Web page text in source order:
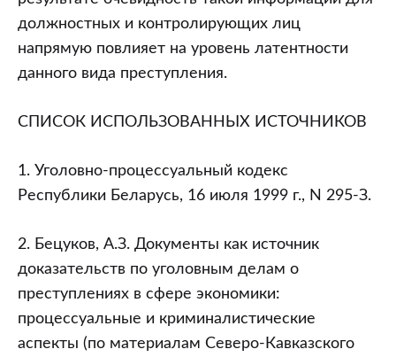
должностных и контролирующих лиц
напрямую повлияет на уровень латентности
данного вида преступления.
СПИСОК ИСПОЛЬЗОВАННЫХ ИСТОЧНИКОВ
1. Уголовно-процессуальный кодекс
Республики Беларусь, 16 июля 1999 г., N 295-З.
2. Бецуков, А.З. Документы как источник
доказательств по уголовным делам о
преступлениях в сфере экономики:
процессуальные и криминалистические
аспекты (по материалам Северо-Кавказского